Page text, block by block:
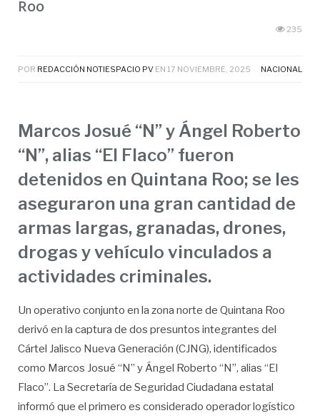
Roo
235
POR REDACCIÓN NOTIESPACIO PV EN 17 NOVIEMBRE, 2025 NACIONAL
Marcos Josué “N” y Ángel Roberto
“N”, alias “El Flaco” fueron
detenidos en Quintana Roo; se les
aseguraron una gran cantidad de
armas largas, granadas, drones,
drogas y vehículo vinculados a
actividades criminales.
Un operativo conjunto en la zona norte de Quintana Roo
derivó en la captura de dos presuntos integrantes del
Cártel Jalisco Nueva Generación (CJNG), identificados
como Marcos Josué “N” y Ángel Roberto “N”, alias “El
Flaco”. La Secretaría de Seguridad Ciudadana estatal
informó que el primero es considerado operador logístico